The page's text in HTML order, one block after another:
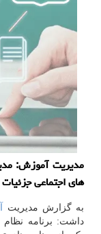
مدیریت آموزش:
های اجتماعی
به گزارش مدیریت
داشت: برنامه نظام